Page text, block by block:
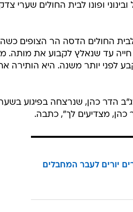
ופונו לבית החולים שערי
לבית החולים הדסה הר הצופים
עד שנאלץ לקבוע את מותה.
לפני יותר משנה. היא הותירה
הדר כהן, שנרצחה בפיגוע
כהן, מצדיעים לך", כתבה.
יורים לעבר המחבלים